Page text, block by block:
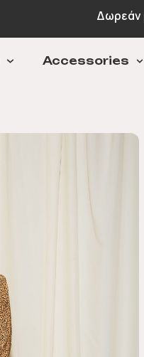
Accessories